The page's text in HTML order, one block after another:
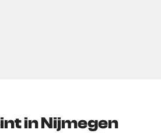
in Nijmegen